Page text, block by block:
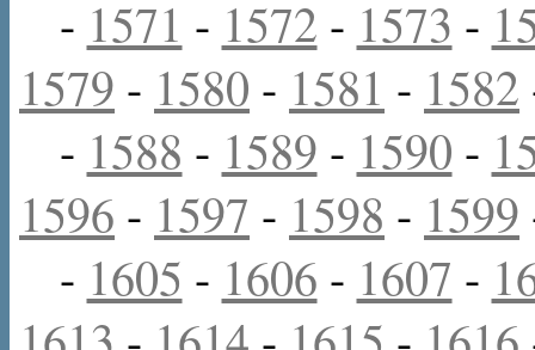
- 1571 - 1572 - 1573 -
1579 - 1580 - 1581 - 1582
- 1588 - 1589 - 1590 -
1596 - 1597 - 1598 - 1599
- 1605 - 1606 - 1607 -